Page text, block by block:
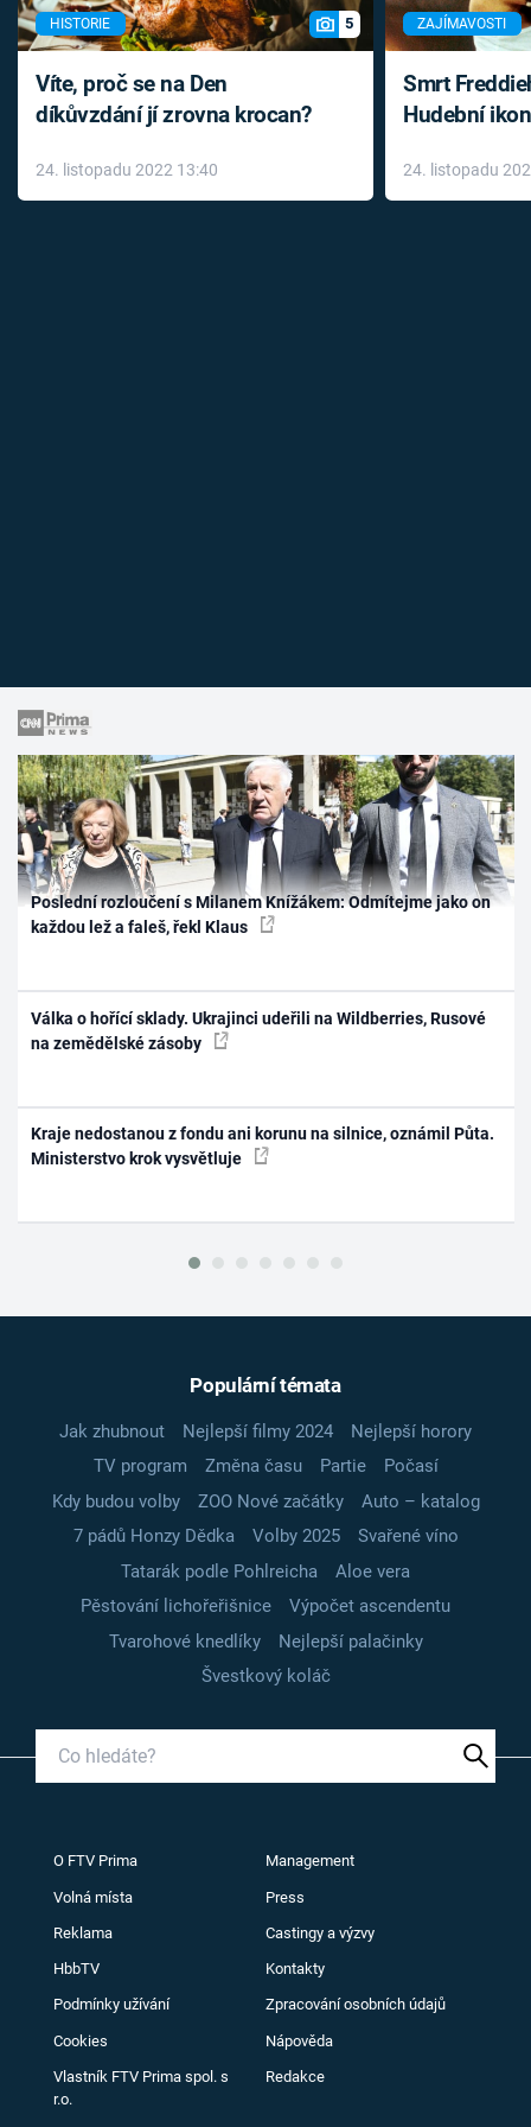
HISTORIE 5
Víte, proč se na Den
díkůvzdání jí zrovna krocan?
24. listopadu 2022 13:40
ZAJÍMAVOSTI
Smrt
Hudební
léky
24. listopadu
Poslední rozloučení s Milanem Knížákem: Odmítejme jako on
každou lež a faleš, řekl Klaus
Válka o hořící sklady. Ukrajinci udeřili na Wildberries, Rusové
na zemědělské zásoby
Kraje nedostanou z fondu ani korunu na silnice, oznámil Půta.
Ministerstvo krok vysvětluje
Populární témata
Jak zhubnout Nejlepší filmy 2024
Nejlepší horory
TV program
Změna času Partie
Počasí
Kdy budou volby
ZOO Nové začátky
Auto – katalog
7 pádů Honzy Dědka
Volby 2025
Svařené víno
Tatarák podle Pohlreicha
Aloe vera
Pěstování lichořeřišnice
Výpočet ascendentu
Tvarohové knedlíky
Nejlepší palačinky
Švestkový koláč
O FTV Prima Management
Volná místa Press
Reklama Castingy a výzvy
HbbTV Kontakty
Podmínky užívání Zpracování osobních údajů
Cookies Nápověda
Vlastník FTV Prima spol. s
r.o.
Redakce